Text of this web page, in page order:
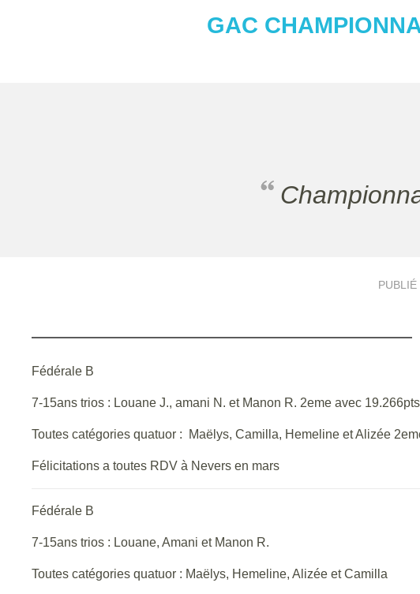
GAC
PUBLIÉ
Fédérale B
7-15ans trios : Louane J., amani N. et Manon R. 2eme avec 19.266pts
Toutes catégories quatuor : Maëlys, Camilla, Hemeline et Alizée
Félicitations a toutes RDV à Nevers en mars
Fédérale B
7-15ans trios : Louane, Amani et Manon R.
Toutes catégories quatuor : Maëlys, Hemeline, Alizée et Camilla